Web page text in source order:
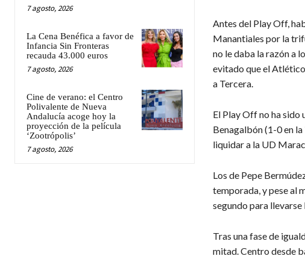
7 agosto, 2026
La Cena Benéfica a favor de
Infancia Sin Fronteras
recauda 43.000 euros
7 agosto, 2026
Cine de verano: el Centro
Polivalente de Nueva
Andalucía acoge hoy la
proyección de la película
‘Zootrópolis’
7 agosto, 2026
Antes del Play Off,
Manantiales por la
no le daba la razón a
evitado que el
a Tercera.
El Play Off no ha sido
Benagalbón (1-0 en
liquidar a la UD
Los de Pepe
temporada, y pese al
segundo para
Tras una fase de
mitad. Centro desde